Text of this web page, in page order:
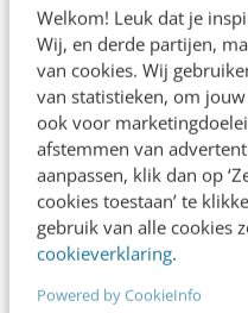
Welkom! Leuk dat je
Wij, en derde partijen,
van cookies. Wij
van statistieken, om
ook voor
afstemmen van
aanpassen, klik dan op
cookies toestaan’ te
gebruik van alle cookies
cookieverklaring.
Powered by CookieInfo
verklaring als een
never speaks.”
Marketing
We verdrinken bijna
dagelijks overspoelt.